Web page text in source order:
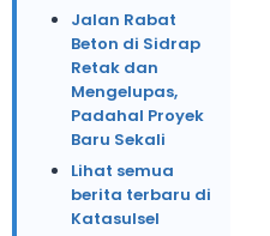
Jalan Rabat
Beton di Sidrap
Retak dan
Mengelupas,
Padahal Proyek
Baru Sekali
Lihat semua
berita terbaru di
Katasulsel